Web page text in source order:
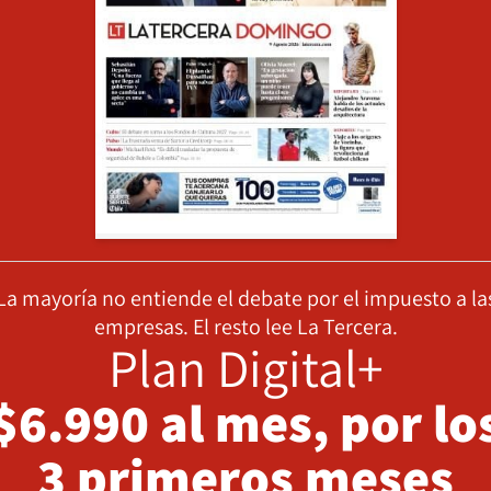
mayoría no entiende el debate por el impuesto a
empresas. El resto lee La Tercera.
Plan Digital+
al mes, por
3 primeros meses